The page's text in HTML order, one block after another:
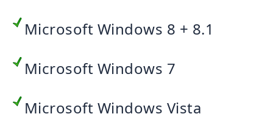
Microsoft Windows 8 + 8.1
Microsoft Windows 7
Microsoft Windows Vista